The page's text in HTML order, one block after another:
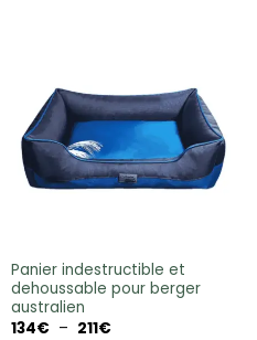
Panier indestructible et
dehoussable pour berger
australien
134€ – 211€Plage